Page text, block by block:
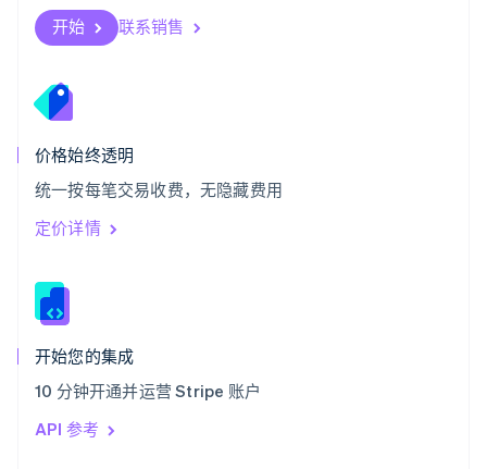
开始 联系销售
价格始终透明
统一按每笔交易收费，无隐藏费用
定价详情
开始您的集成
10 分钟开通并运营 Stripe 账户
API 参考
斯洛伐克
English
English
泰国
ไทย
希腊
English
西班牙
Español
新加坡
新西兰
匈牙利
English
ItalianoEnglish
印度
English